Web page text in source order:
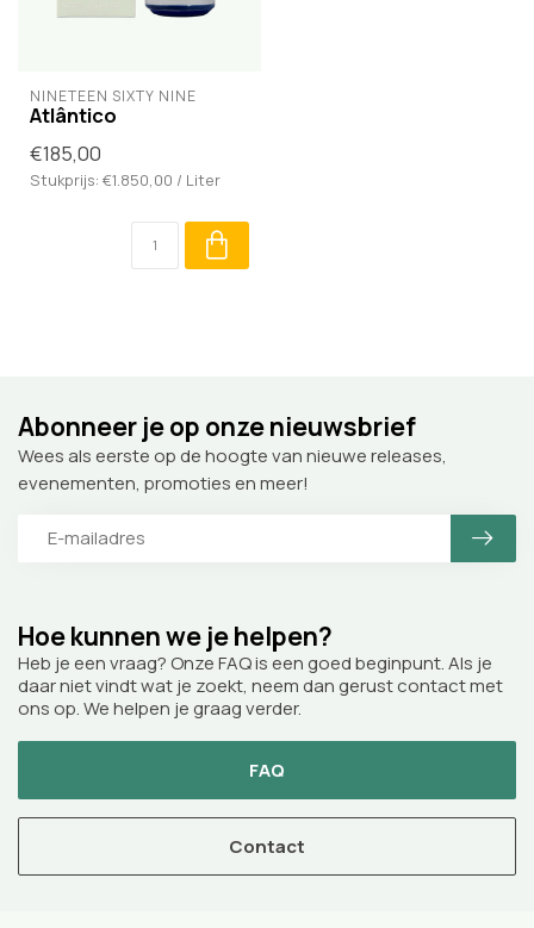
NINETEEN SIXTY NINE
Atlântico
€185,00
Stukprijs: €1.850,00 / Liter
Hoe kunnen we je helpen?
Heb je een vraag? Onze FAQ is een goed beginpunt. Als je
daar niet vindt wat je zoekt, neem dan gerust contact met
ons op. We helpen je graag verder.
FAQ
Contact
Abonneer je op onze nieuwsbrief
Wees als eerste op de hoogte van nieuwe releases,
evenementen, promoties en meer!